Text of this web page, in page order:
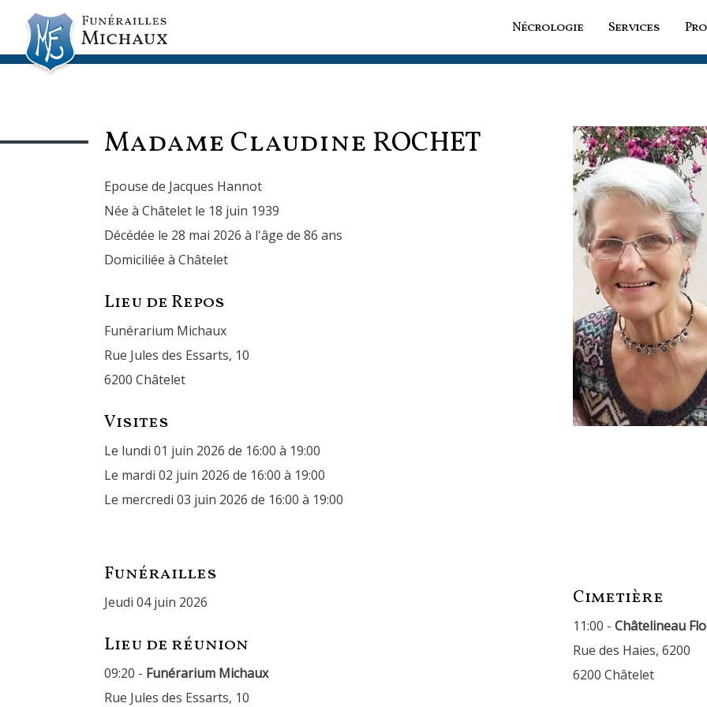
Nécrologie Services
Madame Claudine ROCHET
Epouse de Jacques Hannot
Née à Châtelet le 18 juin 1939
Décédée le 28 mai 2026 à l'âge de 86 ans
Domiciliée à Châtelet
Lieu de Repos
Funérarium Michaux
Rue Jules des Essarts, 10
6200 Châtelet
Visites
Le lundi 01 juin 2026 de 16:00 à 19:00
Le mardi 02 juin 2026 de 16:00 à 19:00
Le mercredi 03 juin 2026 de 16:00 à 19:00
Funérailles
jeudi 04 juin 2026
Lieu de réunion
09:20 - Funérarium Michaux
Rue Jules des Essarts, 10
Cimetière
11:00 - Châtelineau
Rue des Haies, 6200
6200 Châtelet